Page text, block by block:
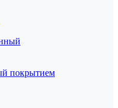
покрытием